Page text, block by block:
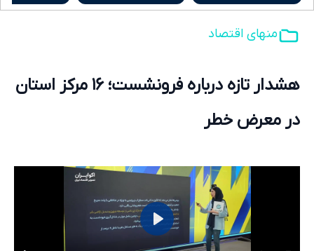
منهای اقتصاد
هشدار تازه درباره فرونشست؛ ۱۶ مرکز استان
در معرض خطر